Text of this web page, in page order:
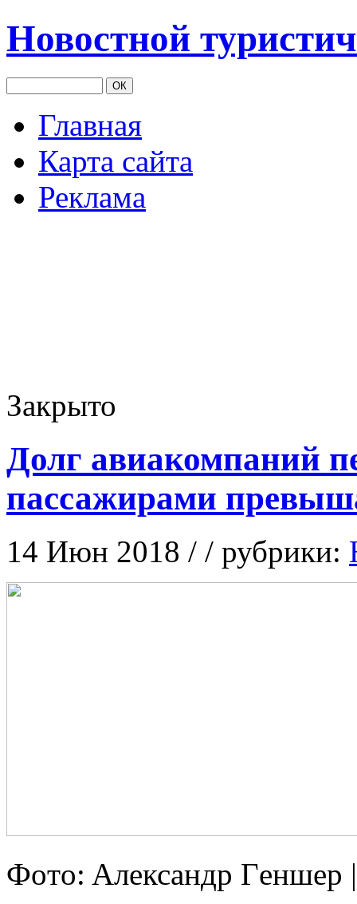
Новостной
Главная
Карта сайта
Реклама
Закрыто
Долг авиакомпаний
пассажирами
14 Июн 2018 / / рубрики:
Фoтo: Aлeксaндр